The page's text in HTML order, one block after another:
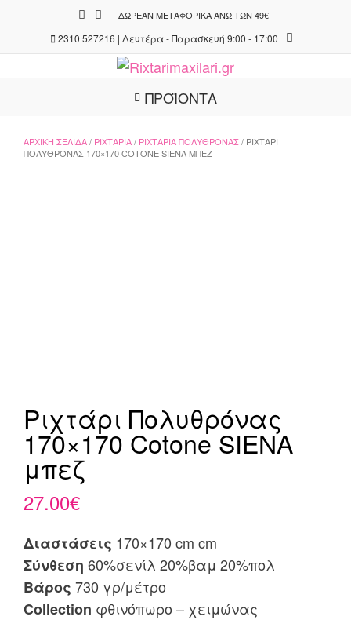
content
ΔΩΡΕΆΝ ΜΕΤΑΦΟΡΙΚΆ ΆΝΩ ΤΩΝ 49€
2310 527216 | Δευτέρα - Παρασκευή 9:00 - 17:00
ΠΡΟΪΟΝΤΑ
ΑΡΧΙΚΉ ΣΕΛΊΔΑ/ ΡΙΧΤΆΡΙΑ/ ΡΙΧΤΆΡΙΑ ΠΟΛΥΘΡΌΝΑΣ/ ΡΙΧΤΆΡΙ
ΠΟΛΥΘΡΌΝΑΣ 170×170 COTONE SIENA ΜΠΕΖ
Ριχτάρι Πολυθρόνας
170×170 Cotone SIENA
μπεζ
27.00€
Διαστάσεις 170×170 cm cm
Σύνθεση 60%σενίλ 20%βαμ 20%πολ
Βάρος 730 γρ/μέτρο
Collection φθινόπωρο – χειμώνας